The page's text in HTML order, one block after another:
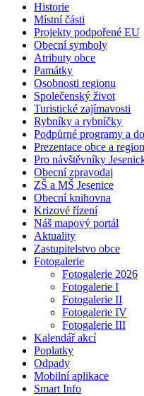
Historie
Místní části
Projekty podpořené EU
Obecní symboly
Atributy obce
Památky
Osobnosti regionu
Společenský život
Turistické zajímavosti
Rybníky a rybníčky
Podpůrné programy a
Prezentace obce a
Pro návštěvníky
Obecní zpravodaj
ZŠ a MŠ Jesenice
Obecní knihovna
Krizové řízení
Náš mapový portál
Aktuality
Zastupitelstvo obce
Fotogalerie
Fotogalerie 2026
Fotogalerie I
Fotogalerie II
Fotogalerie IV
Fotogalerie III
Kalendář akcí
Poplatky
Odpady
Mobilní aplikace
Smart Info